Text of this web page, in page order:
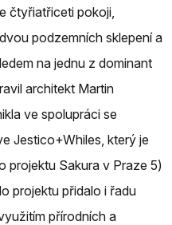
čtyřiatřiceti pokoji,
podzemních sklepení a
na jednu z dominant
architekt Martin
ve spolupráci se
Jestico+Whiles, který je
projektu Sakura v Praze 5)
projektu přidalo i řadu
přírodních a